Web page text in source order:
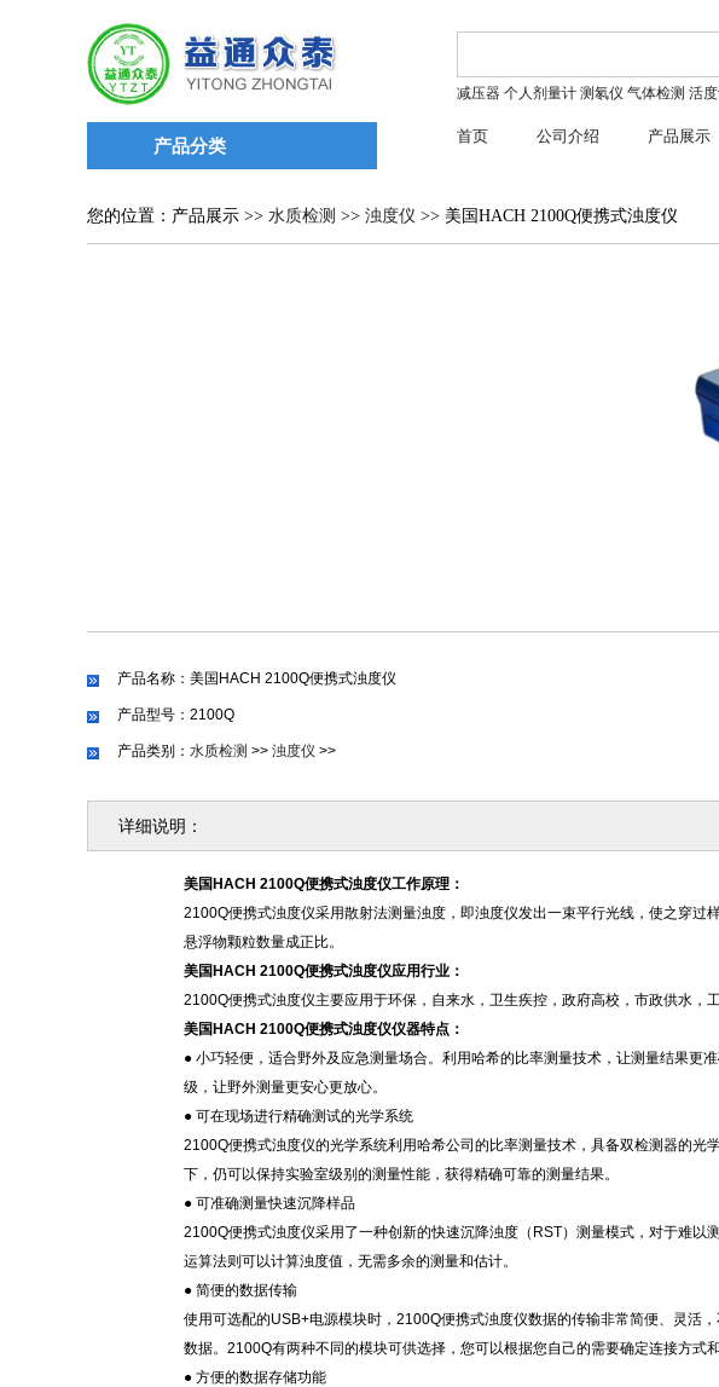
产品分类
减压器 个人剂量计 测氡仪 气体检测 活
首页 公司介绍 产品展示
您的位置：产品展示 >> 水质检测 >> 浊度仪 >> 美国HACH 2100Q便携式浊度仪
产品名称：美国HACH 2100Q便携式浊度仪
产品型号：2100Q
产品类别： 水质检测 >> 浊度仪 >>
详细说明：
美国HACH 2100Q便携式浊度仪工作原理：
2100Q便携式浊度仪采用散射法测量浊度，即浊度仪发出一束平行光线，使之穿过
悬浮物颗粒数量成正比。
美国HACH 2100Q便携式浊度仪应用行业：
2100Q便携式浊度仪主要应用于环保，自来水，卫生疾控，政府高校，市政供水，
美国HACH 2100Q便携式浊度仪仪器特点：
● 小巧轻便，适合野外及应急测量场合。利用哈希的比率测量技术，让测量结果更准
级，让野外测量更安心更放心。
● 可在现场进行精确测试的光学系统
2100Q便携式浊度仪的光学系统利用哈希公司的比率测量技术，具备双检测器的
下，仍可以保持实验室级别的测量性能，获得精确可靠的测量结果。
● 可准确测量快速沉降样品
2100Q便携式浊度仪采用了一种创新的快速沉降浊度（ RST）测量模式，对于难以
运算法则可以计算浊度值，无需多余的测量和估计。
● 简便的数据传输
使用可选配的USB+电源模块时， 2100Q便携式浊度仪数据的传输非常简便、灵活
数据。 2100Q有两种不同的模块可供选择，您可以根据您自己的需要确定连接方式和
● 方便的数据存储功能